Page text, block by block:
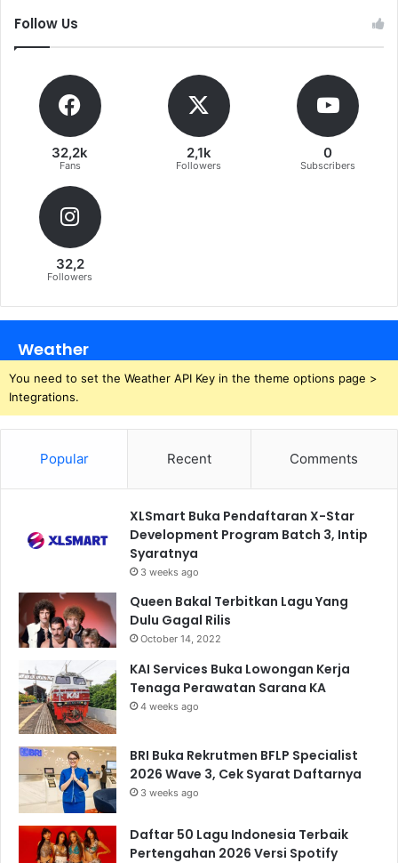
Follow Us
32,2k
Fans
2,1k
Followers
0
Subscribers
32,2
Followers
Weather
You need to set the Weather API Key in the theme options page >
Integrations.
Popular Recent Comments
XLSmart Buka Pendaftaran X-Star
Development Program Batch 3, Intip
Syaratnya
3 weeks ago
Queen Bakal Terbitkan Lagu Yang
Dulu Gagal Rilis
October 14, 2022
KAI Services Buka Lowongan Kerja
Tenaga Perawatan Sarana KA
4 weeks ago
BRI Buka Rekrutmen BFLP Specialist
2026 Wave 3, Cek Syarat Daftarnya
3 weeks ago
Daftar 50 Lagu Indonesia Terbaik
Pertengahan 2026 Versi Spotify